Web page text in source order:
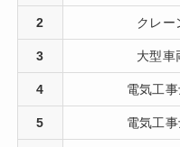
2 クレー
3 大型車
4 電気工事
5 電気工事